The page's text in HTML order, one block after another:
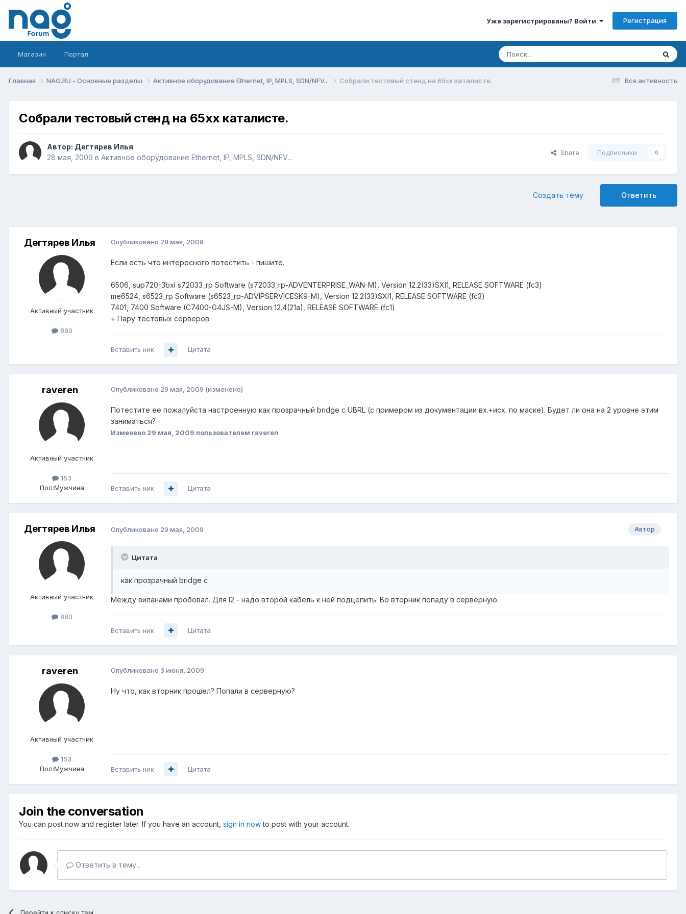
Уже зарегистрированы? Войти Регистрация
Магазин Портал
Вся активность
Главная NAG.RU - Основные разделы Активное оборудование Ethernet, IP, MPLS, SDN/NFV... Собрали тестовый стенд на 65xx каталисте.
Собрали тестовый стенд на 65xx каталисте.
Автор: Дегтярев Илья
28 мая, 2009 в Активное оборудование Ethernet, IP, MPLS, SDN/NFV...
Share Подписчики 0
Ответить
Создать тему
Дегтярев Илья
Активный участник
880
Опубликовано 28 мая, 2009
Если есть что интересного потестить - пишите.
6506, sup720-3bxl s72033_rp Software (s72033_rp-ADVENTERPRISE_WAN-M), Version 12.2(33)SXI1, RELEASE SOFTWARE (fc3)
me6524, s6523_rp Software (s6523_rp-ADVIPSERVICESK9-M), Version 12.2(33)SXI1, RELEASE SOFTWARE (fc3)
7401, 7400 Software (C7400-G4JS-M), Version 12.4(21a), RELEASE SOFTWARE (fc1)
+ Пару тестовых серверов.
Вставить ник Цитата
raveren
Активный участник
153
Пол:Мужчина
Опубликовано 29 мая, 2009 (изменено)
Потестите ее пожалуйста настроенную как прозрачный bridge с UBRL (с примером из документации вх.+исх. по маске). Будет ли она на 2 уровне этим
заниматься?
Изменено 29 мая, 2009 пользователем raveren
Вставить ник Цитата
Дегтярев Илья
Активный участник
880
Автор
Опубликовано 29 мая, 2009
Цитата
как прозрачный bridge с
Между виланами пробовал. Для l2 - надо второй кабель к ней подцепить. Во вторник попаду в серверную.
Вставить ник Цитата
raveren
Активный участник
153
Пол:Мужчина
Опубликовано 3 июня, 2009
Ну что, как вторник прошел? Попали в серверную?
Вставить ник Цитата
Join the conversation
You can post now and register later. If you have an account, sign in nowto post with your account.
Ответить в тему...
Перейти к списку тем